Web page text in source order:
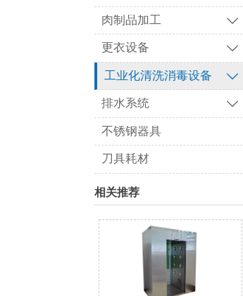
肉制品加工 
更衣设备 
工业化清洗消毒设备 
排水系统 
不锈钢器具
刀具耗材
相关推荐